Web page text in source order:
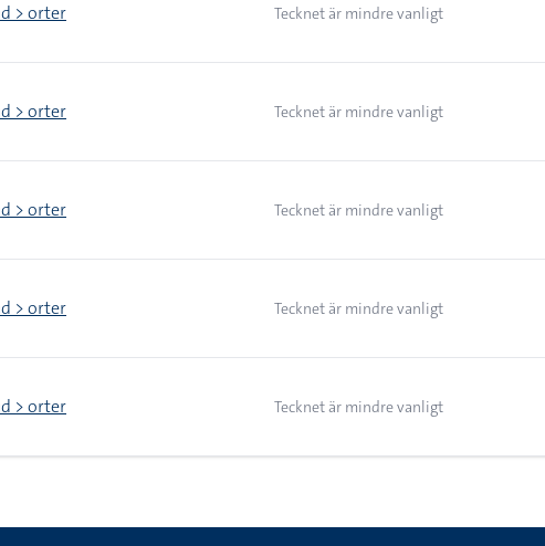
> orter Tecknet är mindre vanligt
> orter Tecknet är mindre vanligt
> orter Tecknet är mindre vanligt
> orter Tecknet är mindre vanligt
> orter Tecknet är mindre vanligt